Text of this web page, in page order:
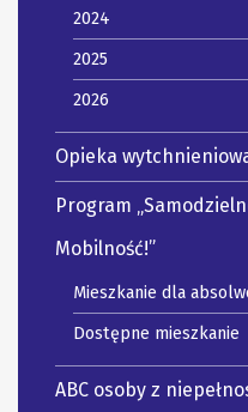
2024
2025
2026
Opieka
Program
Mobilność!”
Mieszkanie dla
Dostępne mieszkanie
ABC osoby z